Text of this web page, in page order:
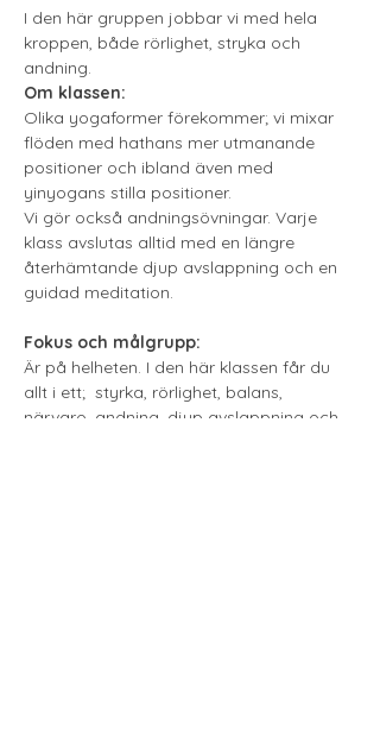
I den här gruppen jobbar vi med hela
kroppen, både rörlighet, stryka och
andning.
Om klassen:
Olika yogaformer förekommer; vi mixar
flöden med hathans mer utmanande
positioner och ibland även med
yinyogans stilla positioner.
Vi gör också andningsövningar. Varje
klass avslutas alltid med en längre
återhämtande djup avslappning och en
guidad meditation.
Fokus och målgrupp:
Är på helheten. I den här klassen får du
allt i ett;  styrka, rörlighet, balans,
närvaro, andning, djup avslappning och